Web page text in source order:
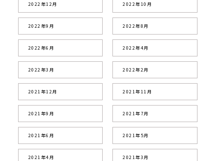
2022年12月 2022年10月
2022年9月 2022年8月
2022年6月 2022年4月
2022年3月 2022年2月
2021年12月 2021年11月
2021年9月 2021年7月
2021年6月 2021年5月
2021年4月 2021年3月